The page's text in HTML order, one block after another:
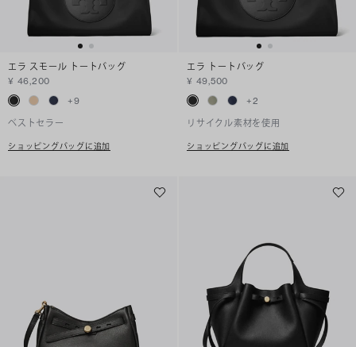
エラ スモール トートバッグ
¥ 46,200
+9
ベストセラー
ショッピングバッグに追加
エラ トートバッグ
¥ 49,500
+2
リサイクル素材を使用
ショッピングバッグに追加